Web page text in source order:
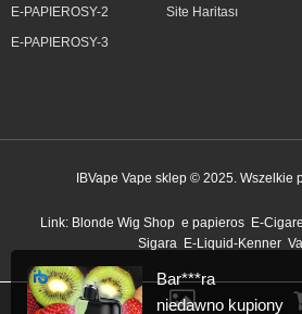
E-PAPIEROSY-2
E-PAPIEROSY-3
Site Haritası
IBVape Vape sklep © 2025. Wszelkie
Link: Blonde Wig Shop e papieros E-
Sigara E-Liquid-Kenner
niedawno kupiony
19